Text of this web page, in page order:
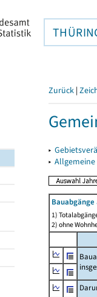
Zurück |
▸
▸
1)
2) ohne